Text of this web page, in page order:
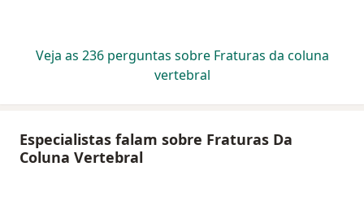
Veja as 236 perguntas sobre Fraturas da coluna
vertebral
Especialistas falam sobre Fraturas Da
Coluna Vertebral